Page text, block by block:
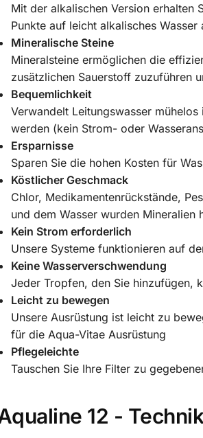
Mit der alkalischen Version erhalten
Punkte auf leicht alkalisches Wasser
Mineralische Steine
Mineralsteine ermöglichen die
zusätzlichen Sauerstoff zuzuführen
Bequemlichkeit
Verwandelt Leitungswasser
werden (kein Strom- oder
Ersparnisse
Sparen Sie die hohen Kosten für
Köstlicher Geschmack
Chlor, Medikamentenrückstände,
und dem Wasser wurden
Kein Strom erforderlich
Unsere Systeme funktionieren auf
Keine Wasserverschwendung
Jeder Tropfen, den Sie hinzufügen,
Leicht zu bewegen
Unsere Ausrüstung ist leicht zu
für die Aqua-Vitae Ausrüstung
Pflegeleichte
Tauschen Sie Ihre Filter zu
12 -